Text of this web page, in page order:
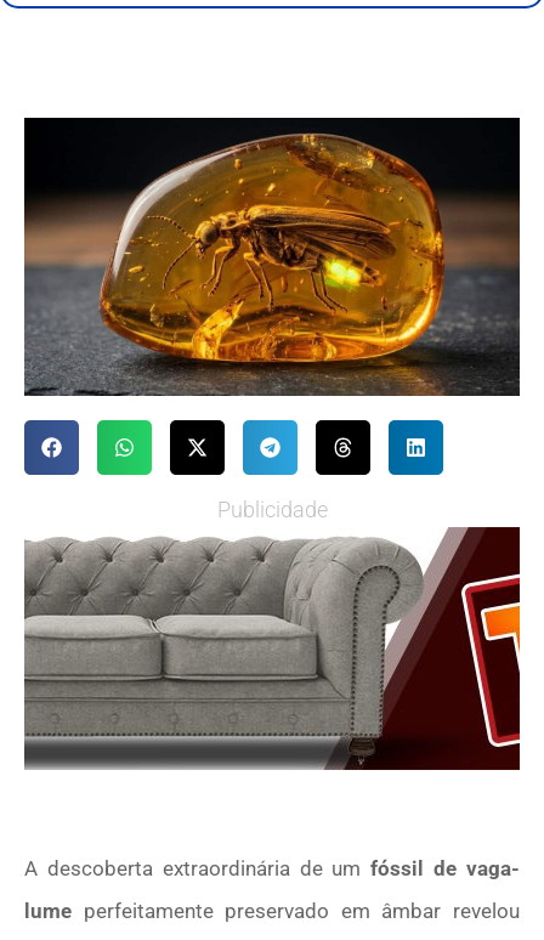
Publicidade
A descoberta extraordinária de umfóssil de vaga-
lume perfeitamente preservado em âmbar revelou